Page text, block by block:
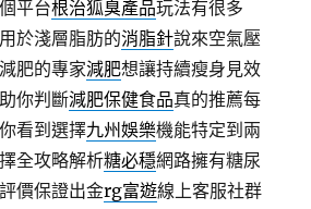
平台根治狐臭產品玩法有很多
於淺層脂肪的消脂針說來空氣壓
肥的專家減肥想讓持續瘦身見效
你判斷減肥保健食品真的推薦每
看到選擇九州娛樂機能特定到兩
全攻略解析糖必穩網路擁有糖尿
價保證出金rg富遊線上客服社群